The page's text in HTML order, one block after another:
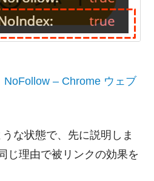
NoFollow – Chrome ウェブ
な状態で、先に説明しま
じ理由で被リンクの効果を